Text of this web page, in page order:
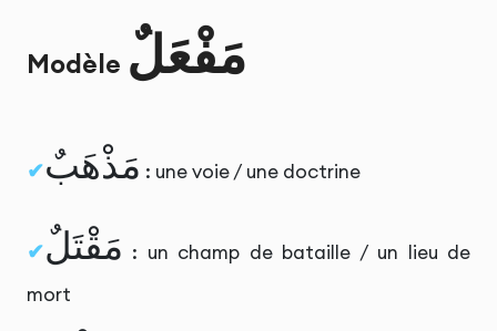
Modèle مَفْعَلٌ
مَذْهَبٌ : une voie / une doctrine
مَقْتَلٌ : un champ de bataille / un lieu de
mort